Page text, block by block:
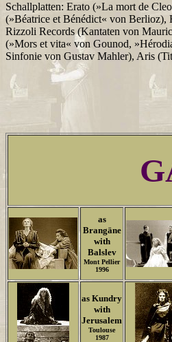
Schallplatten: Erato (»La mort de
(»Béatrice et Bénédict« von
Rizzoli Records (Kantaten von
(»Mors et vita« von Gounod,
Sinfonie von Gustav Mahler), Aris
as
Brangäne
with
Balslev
Mont Pellier
1996
as Kundry
with
Jerusalem
Toulouse
1987